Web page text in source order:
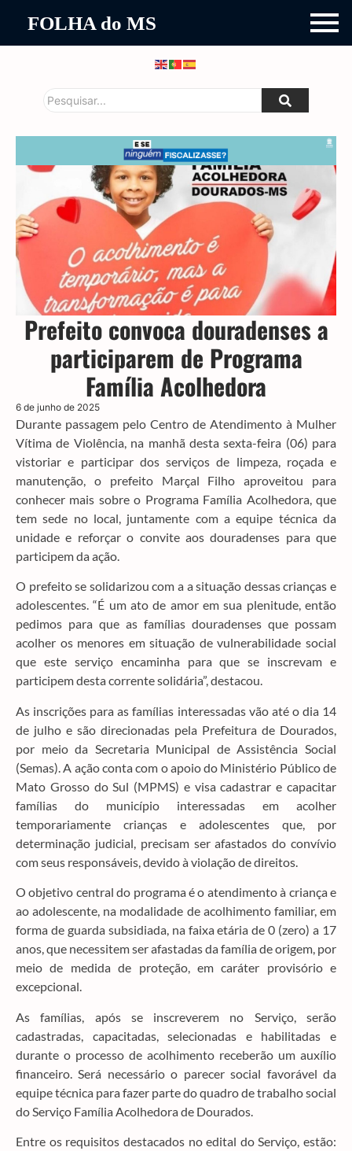
FOLHA do MS
Prefeito convoca douradenses a
participarem de Programa
Família Acolhedora
6 de junho de 2025
Durante passagem pelo Centro de Atendimento à Mulher
Vítima de Violência, na manhã desta sexta-feira (06) para
vistoriar e participar dos serviços de limpeza, roçada e
manutenção, o prefeito Marçal Filho aproveitou para
conhecer mais sobre o Programa Família Acolhedora, que
tem sede no local, juntamente com a equipe técnica da
unidade e reforçar o convite aos douradenses para que
participem da ação.
O prefeito se solidarizou com a a situação dessas crianças e
adolescentes. “É um ato de amor em sua plenitude, então
pedimos para que as famílias douradenses que possam
acolher os menores em situação de vulnerabilidade social
que este serviço encaminha para que se inscrevam e
participem desta corrente solidária”, destacou.
As inscrições para as famílias interessadas vão até o dia 14
de julho e são direcionadas pela Prefeitura de Dourados,
por meio da Secretaria Municipal de Assistência Social
(Semas). A ação conta com o apoio do Ministério Público de
Mato Grosso do Sul (MPMS) e visa cadastrar e capacitar
famílias do município interessadas em acolher
temporariamente crianças e adolescentes que, por
determinação judicial, precisam ser afastados do convívio
com seus responsáveis, devido à violação de direitos.
O objetivo central do programa é o atendimento à criança e
ao adolescente, na modalidade de acolhimento familiar, em
forma de guarda subsidiada, na faixa etária de 0 (zero) a 17
anos, que necessitem ser afastadas da família de origem, por
meio de medida de proteção, em caráter provisório e
excepcional.
As famílias, após se inscreverem no Serviço, serão
cadastradas, capacitadas, selecionadas e habilitadas e
durante o processo de acolhimento receberão um auxílio
financeiro. Será necessário o parecer social favorável da
equipe técnica para fazer parte do quadro de trabalho social
do Serviço Família Acolhedora de Dourados.
Entre os requisitos destacados no edital do Serviço, estão: